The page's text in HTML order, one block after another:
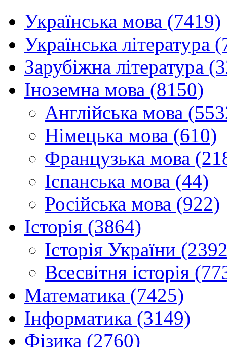
Українська мова (7419)
Українська література
Зарубіжна література
Іноземна мова (8150)
Англійська мова
Німецька мова (610)
Французька мова
Іспанська мова (44)
Російська мова (922)
Історія (3864)
Історія України
Всесвітня історія
Математика (7425)
Інформатика (3149)
Фізика (2760)